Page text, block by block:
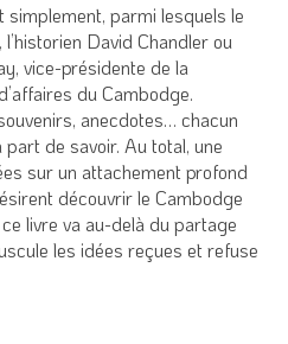
simplement, parmi lesquels le
David Chandler ou
vice-présidente de la
du Cambodge.
anecdotes… chacun
de savoir. Au total, une
sur un attachement profond
découvrir le Cambodge
livre va au-delà du partage
les idées reçues et refuse